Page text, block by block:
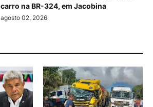
carro na BR-324, em Jacobina
agosto 02, 2026